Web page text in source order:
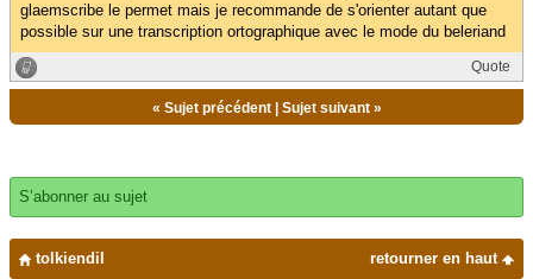
glaemscribe le permet mais je recommande de s'orienter autant que
possible sur une transcription ortographique avec le mode du beleriand
Quote
« Sujet précédent| Sujet suivant»
S’abonner au sujet
retourner en haut
tolkiendil